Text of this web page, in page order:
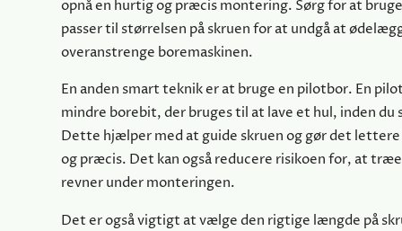
opnå en hurtig og præcis montering. Sørg for at
passer til størrelsen på skruen for at undgå at
overanstrenge boremaskinen.
En anden smart teknik er at bruge en pilotbor. En
mindre borebit, der bruges til at lave et hul, inden du
Dette hjælper med at guide skruen og gør det lettere
og præcis. Det kan også reducere risikoen for, at
revner under monteringen.
Det er også vigtigt at vælge den rigtige længde på